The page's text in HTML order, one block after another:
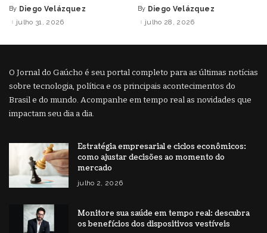
Posted
by
By Diego Velázquez
julho 31, 2026
Posted
by
By Diego Velázquez
julho 28, 2026
O Jornal do Gaúcho é seu portal completo para as últimas notícias
sobre tecnologia, política e os principais acontecimentos do
Brasil e do mundo. Acompanhe em tempo real as novidades que
impactam seu dia a dia.
Estratégia empresarial e ciclos econômicos:
como ajustar decisões ao momento do
mercado
julho 2, 2026
Monitore sua saúde em tempo real: descubra
os benefícios dos dispositivos vestíveis